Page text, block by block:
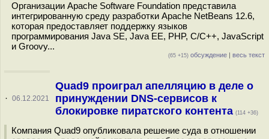
Организации Apache Software Foundation представила
интегрированную среду разработки Apache NetBeans 12.6,
которая предоставляет поддержку языков
программирования Java SE, Java EE, PHP, C/C++, JavaScript
и Groovy...
(65 +15) обсуждение | весь текст
· 06.12.2021
Quad9 проиграл апелляцию в деле о
принуждении DNS-сервисов к
блокировке пиратского контента (114 +36)
Компания Quad9 опубликовала решение суда в отношении